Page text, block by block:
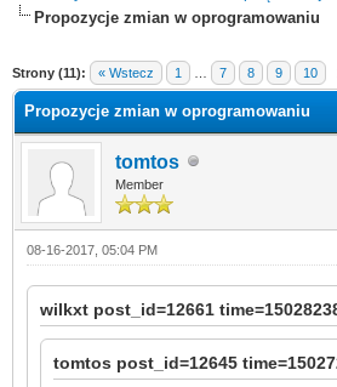
Propozycje zmian w oprogramowaniu
Strony (11): « Wstecz 1 7 8 9 10
1
1
2
3
4
5
Propozycje zmian w oprogramowaniu
tomtos
Member
08-16-2017, 05:04 PM
wilkxt post_id=12661
tomtos post_id=12645